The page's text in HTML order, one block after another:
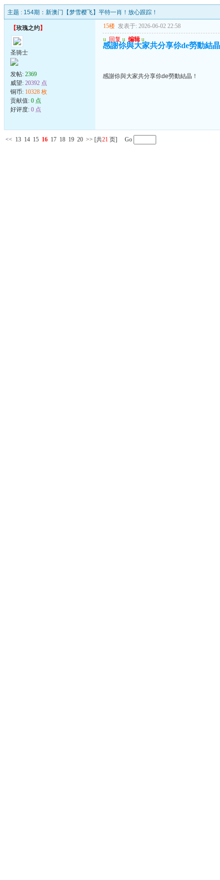
主题 : 154期：新澳门【梦雪樱飞】平特一肖！放心跟踪！
【玫瑰之约】
圣骑士
发帖: 2369
威望: 20392 点
铜币: 10328 枚
贡献值: 0 点
好评度: 0 点
15楼 发表于: 2026-06-02 22:58
u 回复 u 编辑 u
感謝伱與大家共分享伱de勞動結
感謝伱與大家共分享伱de勞動結晶！
<< 13 14 15 16 17 18 19 20 >> [共21 页] Go